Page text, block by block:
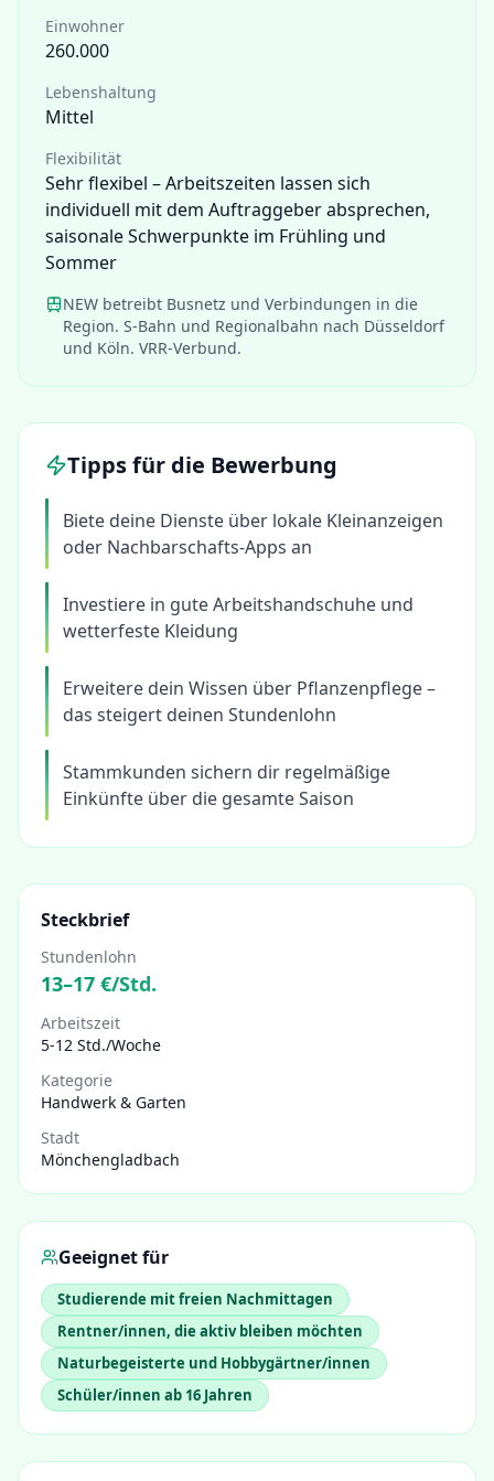
Einwohner
260.000
Lebenshaltung
Mittel
Flexibilität
Sehr flexibel – Arbeitszeiten lassen sich
individuell mit dem Auftraggeber absprechen,
saisonale Schwerpunkte im Frühling und
Sommer
NEW betreibt Busnetz und Verbindungen in die
Region. S-Bahn und Regionalbahn nach Düsseldorf
und Köln. VRR-Verbund.
Tipps für die Bewerbung
Biete deine Dienste über lokale Kleinanzeigen
oder Nachbarschafts-Apps an
Investiere in gute Arbeitshandschuhe und
wetterfeste Kleidung
Erweitere dein Wissen über Pflanzenpflege –
das steigert deinen Stundenlohn
Stammkunden sichern dir regelmäßige
Einkünfte über die gesamte Saison
Steckbrief
Stundenlohn
13–17 €/Std.
Arbeitszeit
5-12 Std./Woche
Kategorie
Handwerk & Garten
Stadt
Mönchengladbach
Geeignet für
Studierende mit freien Nachmittagen
Rentner/innen, die aktiv bleiben möchten
Naturbegeisterte und Hobbygärtner/innen
Schüler/innen ab 16 Jahren